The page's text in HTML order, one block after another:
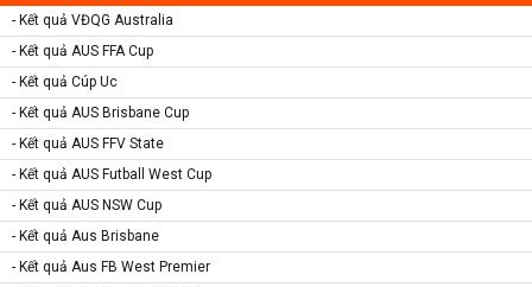
- Kết quả VĐQG Australia
- Kết quả AUS FFA Cup
- Kết quả Cúp Uc
- Kết quả AUS Brisbane Cup
- Kết quả AUS FFV State
- Kết quả AUS Futball West Cup
- Kết quả AUS NSW Cup
- Kết quả Aus Brisbane
- Kết quả Aus FB West Premier